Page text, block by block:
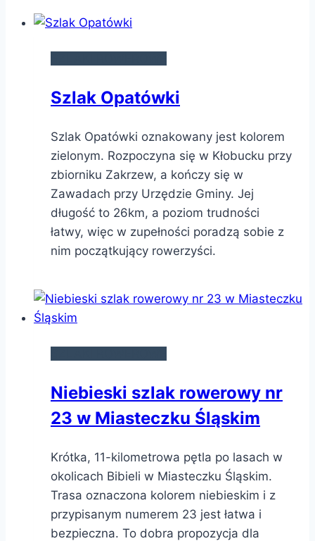
Szlak Opatówki
Szlak Opatówki oznakowany jest kolorem
zielonym. Rozpoczyna się w Kłobucku przy
zbiorniku Zakrzew, a kończy się w
Zawadach przy Urzędzie Gminy. Jej
długość to 26km, a poziom trudności
łatwy, więc w zupełności poradzą sobie z
nim początkujący rowerzyści.
Niebieski szlak rowerowy nr
23 w Miasteczku Śląskim
Krótka, 11-kilometrowa pętla po lasach w
okolicach Bibieli w Miasteczku Śląskim.
Trasa oznaczona kolorem niebieskim i z
przypisanym numerem 23 jest łatwa i
bezpieczna. To dobra propozycja dla